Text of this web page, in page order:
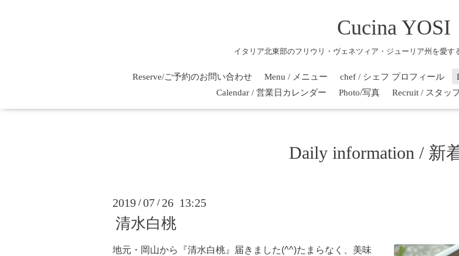
Cucina YOSI
イタリア北東部のフリウリ・ヴェネツィア・ジューリア州を愛す
Reserve/ご予約のお問い合わせ Menu / メニュー chef / シェフ プロフィール
Calendar / 営業日カレンダー
Photo/写真 Recruit / スタッ
Daily information / 新
2019 /07 / 26 13:25
清水白桃
地元・岡山から『清水白桃』届きました(^^)たまらなく、美味